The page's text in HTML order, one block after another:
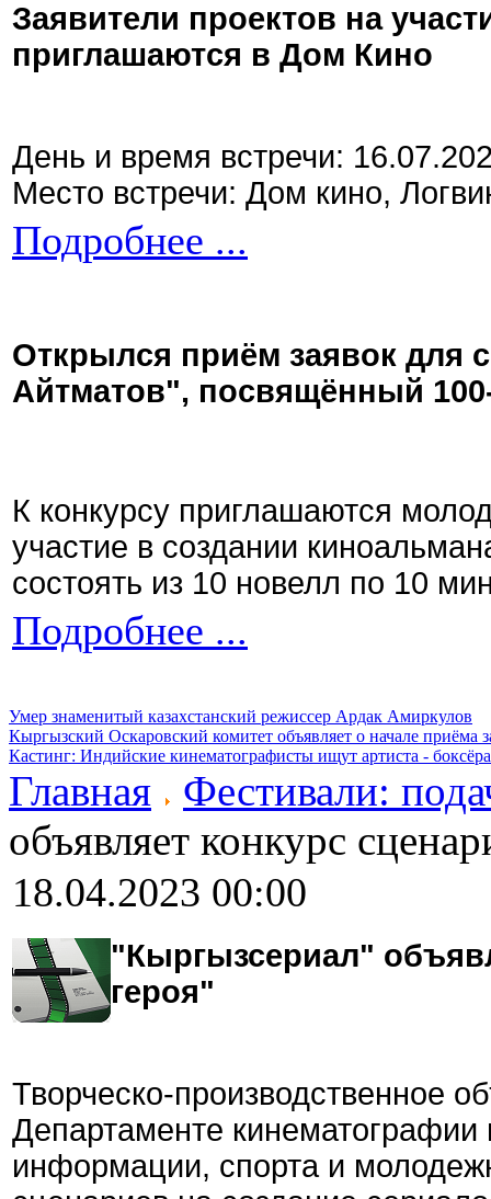
Заявители проектов на
приглашаются в Дом Кино
День и время встречи:
Место встречи: Дом кино,
Подробнее ...
Открылся приём заявок для
Айтматов", посвящённый
К конкурсу приглашаются
участие в создании
состоять из 10 новелл по 10
Подробнее ...
Умер знаменитый казахстанский режиссер Ардак Амиркулов
Кыргызский Оскаровский комитет объявляет о начале приёма
Кастинг: Индийские кинематографисты ищут артиста -
Главная
Фестивали:
объявляет конкурс
18.04.2023 00:00
"Кыргызсериал"
героя"
Творческо-производственное
Департаменте кинематографии
информации, спорта и